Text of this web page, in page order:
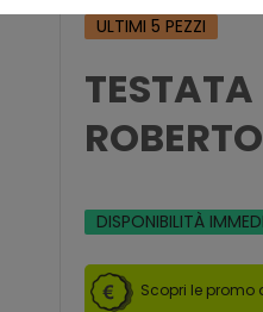
ULTIMI 5 PEZZI
DISPONIBILITÀ
Scopri le promo